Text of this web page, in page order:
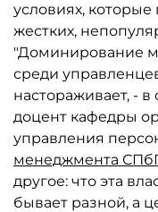
условиях,
жестких,
"Доминирование
среди
настораживает, -
доцент кафедры
управления
менеджмента
другое: что эта
бывает разной, а